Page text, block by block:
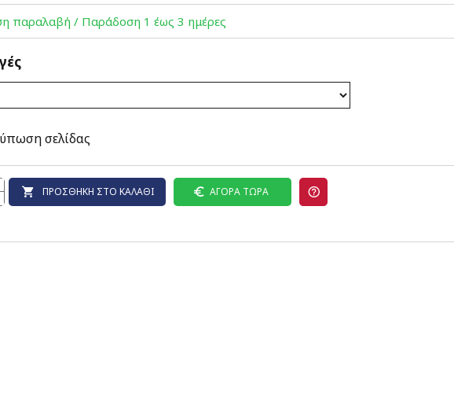
παραλαβή / Παράδoση 1 έως 3 ημέρες
ΠΡΟΣΘΉΚΗ ΣΤΟ ΚΑΛΆΘΙ ΑΓΟΡΆ ΤΏΡΑ
σελίδας